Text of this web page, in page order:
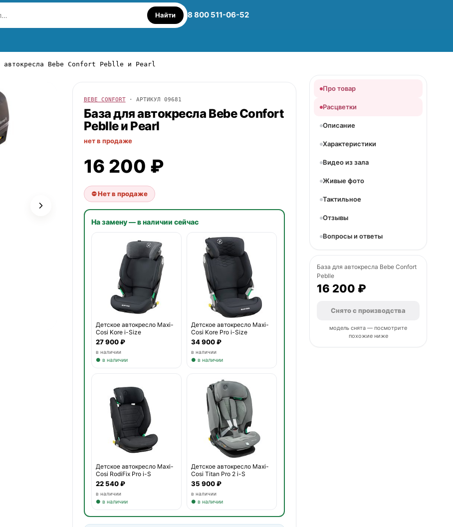
Найти 8 800 511-06-52
автокресла Bebe Confort Peblle и Pearl
BEBE CONFORT· АРТИКУЛ 09681
База для автокресла Bebe Confort
Peblle и Pearl
нет в продаже
16 200 ₽
⛔ Нет в продаже
На замену — в наличии сейчас
Детское автокресло Maxi-
Cosi Kore i-Size
27 900 ₽
в наличии
● в наличии
Детское автокресло Maxi-
Cosi Kore Pro i-Size
34 900 ₽
в наличии
● в наличии
Детское автокресло Maxi-
Cosi RodiFix Pro i-S
22 540 ₽
в наличии
● в наличии
Детское автокресло Maxi-
Cosi Titan Pro 2 i-S
35 900 ₽
в наличии
● в наличии
Про товар
Расцветки
Описание
Характеристики
Видео из зала
Живые фото
Тактильное
Отзывы
Вопросы и ответы
База для автокресла Bebe Confort
Peblle
16 200 ₽
Снято с производства
модель снята — посмотрите
похожие ниже